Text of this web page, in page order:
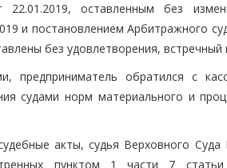
оставленным без
и постановлением Арбитражного
без удовлетворения, встречный
предприниматель обратился с
судами норм материального и
акты, судья Верховного Суда
пунктом 1 части 7 статьи